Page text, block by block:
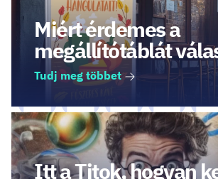
Miért érdemes a
megállítótáblát
Tudj meg többet
Itt a Titok, hogyan